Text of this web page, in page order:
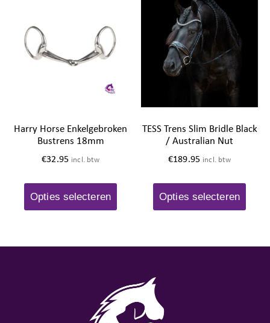
Harry Horse Enkelgebroken
Bustrens 18mm
€32.95 incl. btw
Opties selecteren
TESS Trens Slim Bridle Black
/ Australian Nut
€189.95 incl. btw
Opties selecteren